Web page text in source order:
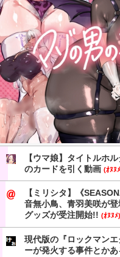
【ウマ娘】タイトルホ
のカードを引く動画 (ｵﾇﾇ
【ミリシタ】《
音無小鳥、青羽美咲が
グッズが受注開始!! (ｵﾇﾇﾒ)
現代版の『ロックマン
ーが発火する事件とか